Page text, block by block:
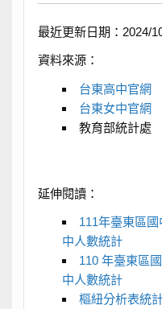
最近更新日期：2024/
資料來源：
台東高中官網
台東女中官網
教育部統計處
延伸閱讀：
111年臺東區
中人數統計
110 年臺東區
中人數統計
樞紐分析表統